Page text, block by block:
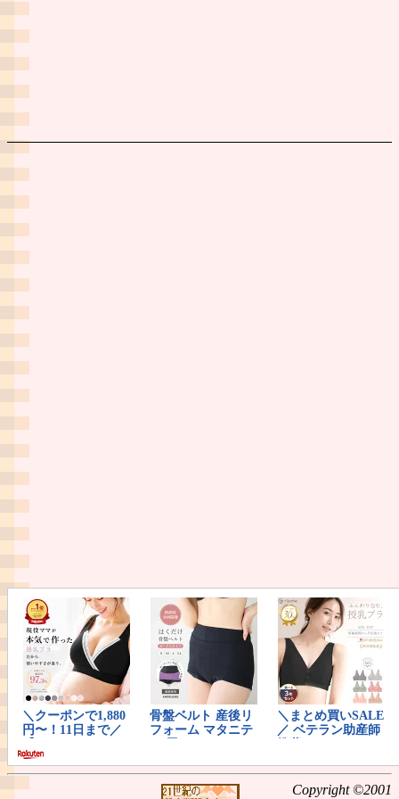
Copyright ©2001